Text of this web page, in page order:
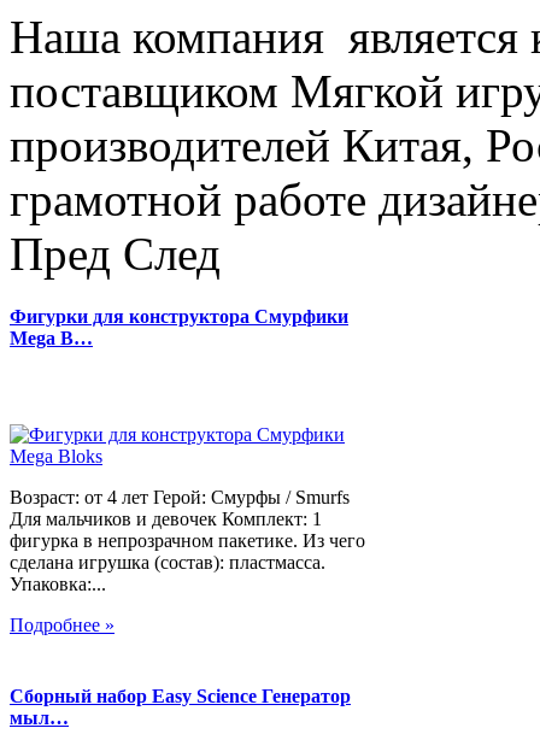
Наша компания
поставщиком Мягкой
производителей Китая,
грамотной работе
Пред След
Фигурки для конструктора Смурфики
Mega B…
Возраст: от 4 лет Герой: Смурфы / Smurfs
Для мальчиков и девочек Комплект: 1
фигурка в непрозрачном пакетике. Из чего
сделана игрушка (состав): пластмасса.
Упаковка:...
Подробнее »
Сборный набор Easy Science Генератор
мыл…